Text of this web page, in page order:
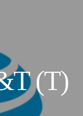
(T)